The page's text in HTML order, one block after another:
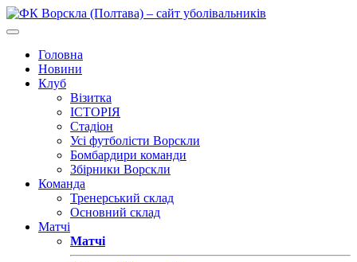
Головна
Новини
Клуб
Візитка
ІСТОРІЯ
Стадіон
Усі футболісти Ворскли
Бомбардири команди
Збірники Ворскли
Команда
Тренерський склад
Основний склад
Матчі
Матчі